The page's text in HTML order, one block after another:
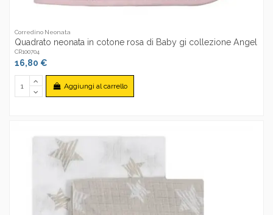
Corredino Neonata
Quadrato neonata in cotone rosa di Baby gi collezione Angel
CR100704
16,80 €
Aggiungi al carrello